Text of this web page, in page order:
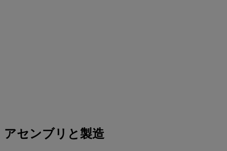
アセンブリと製造